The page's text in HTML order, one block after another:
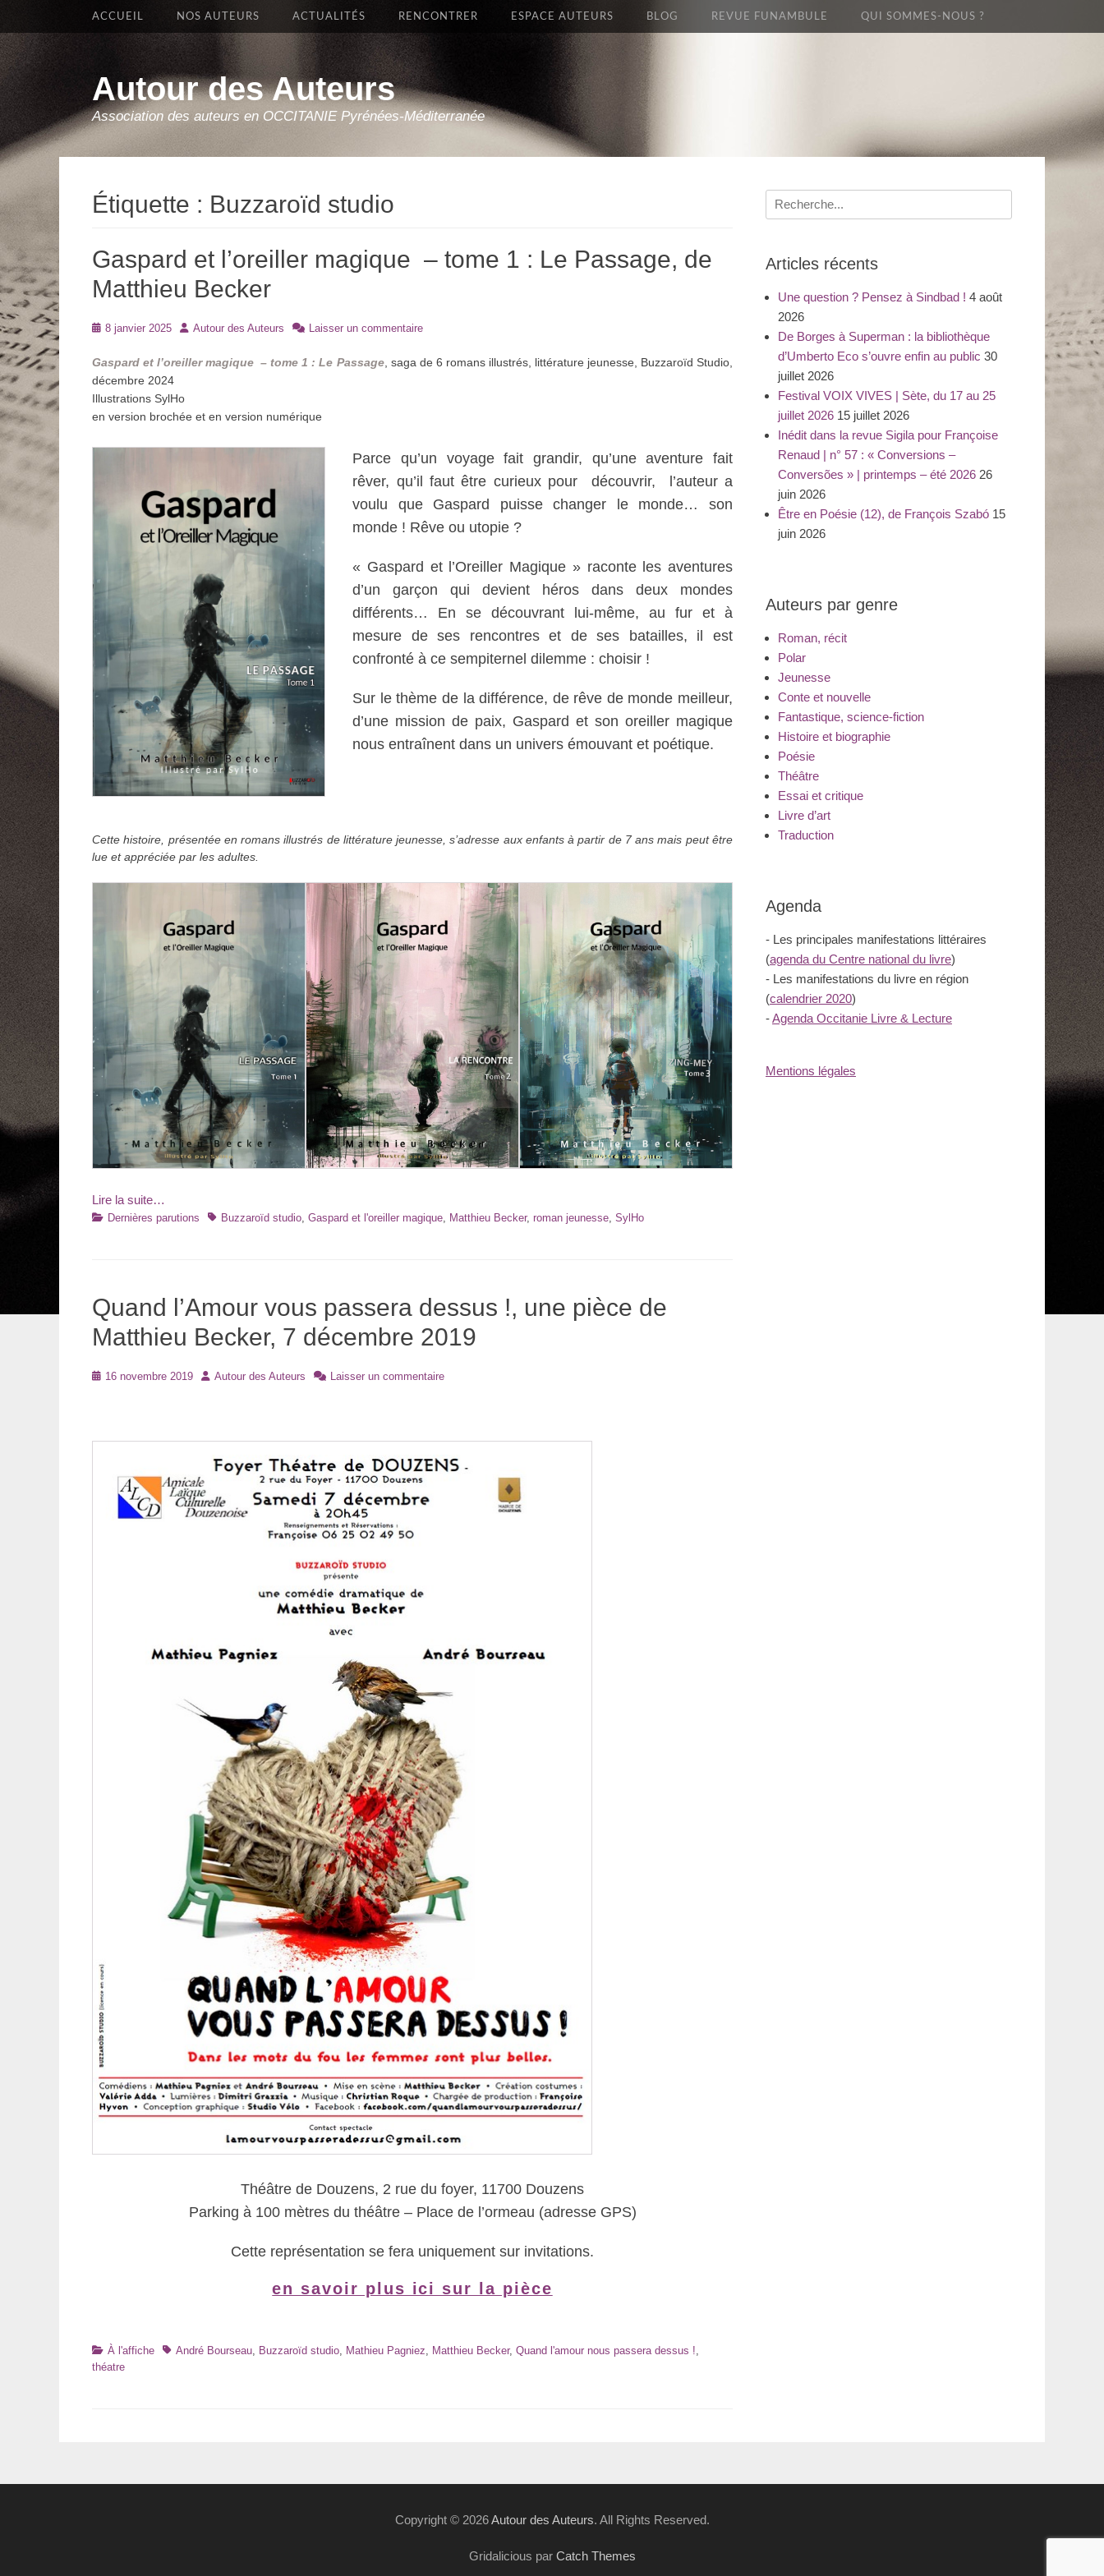
Autour des Auteurs
Association des auteurs en OCCITANIE Pyrénées-Méditerranée
Premier Menu
Aller
ACCUEIL NOS AUTEURS ACTUALITÉS RENCONTRER ESPACE AUTEURS BLOG REVUE FUNAMBULE QUI SOMMES-NOUS ?
Étiquette : Buzzaroïd studio
Gaspard et l’oreiller magique – tome 1 : Le Passage, de
Matthieu Becker
Posté8 janvier 2025 Auteur
Autour des Auteurs Laisser un commentaire
Gaspard et l’oreiller magique – tome 1 : Le Passage, saga de 6 romans illustrés, littérature jeunesse, Buzzaroïd Studio,
décembre 2024
Illustrations SylHo
en version brochée et en version numérique
Parce qu’un voyage fait grandir, qu’une aventure fait
rêver, qu’il faut être curieux pour découvrir, l’auteur a
voulu que Gaspard puisse changer le monde… son
monde ! Rêve ou utopie ?
« Gaspard et l’Oreiller Magique » raconte les aventures
d’un garçon qui devient héros dans deux mondes
différents… En se découvrant lui-même, au fur et à
mesure de ses rencontres et de ses batailles, il est
confronté à ce sempiternel dilemme : choisir !
Sur le thème de la différence, de rêve de monde meilleur,
d’une mission de paix, Gaspard et son oreiller magique
nous entraînent dans un univers émouvant et poétique.
Cette histoire, présentée en romans illustrés de littérature jeunesse, s’adresse aux enfants à partir de 7 ans mais peut être
lue et appréciée par les adultes.
Lire la suite…
Catégories
Dernières parutions TagsBuzzaroïd studio Gaspard et l'oreiller magique Matthieu Becker, roman jeunesse SylHo
Quand l’Amour vous passera dessus !, une pièce de
Matthieu Becker, 7 décembre 2019
Posté16 novembre 2019 Auteur
Autour des Auteurs Laisser un commentaire
Théâtre de Douzens, 2 rue du foyer, 11700 Douzens
Parking à 100 mètres du théâtre – Place de l’ormeau (adresse GPS)
Cette représentation se fera uniquement sur invitations.
en savoir plus ici sur la pièce
Catégories
À l'affiche TagsAndré Bourseau Buzzaroïd studio Mathieu Pagniez Matthieu Becker, Quand l'amour nous passera dessus !
théatre
Recherche
pour
Articles récents
Une question ? Pensez à Sindbad ! 4 août
2026
De Borges à Superman : la bibliothèque
d’Umberto Eco s’ouvre enfin au public 30
juillet 2026
Festival VOIX VIVES | Sète, du 17 au 25
juillet 2026 15 juillet 2026
Inédit dans la revue Sigila pour Françoise
Renaud | n° 57 : « Conversions –
Conversões » | printemps – été 2026 26
juin 2026
Être en Poésie (12), de François Szabó 15
juin 2026
Auteurs par genre
Roman, récit
Polar
Jeunesse
Conte et nouvelle
Fantastique, science-fiction
Histoire et biographie
Poésie
Théâtre
Essai et critique
Livre d’art
Traduction
Agenda
- Les principales manifestations littéraires
(agenda du Centre national du livre)
- Les manifestations du livre en région
(calendrier 2020)
-Agenda Occitanie Livre & Lecture
Mentions légales
Copyright © 2026Autour des Auteurs. All Rights Reserved.
Gridalicious par Catch Themes